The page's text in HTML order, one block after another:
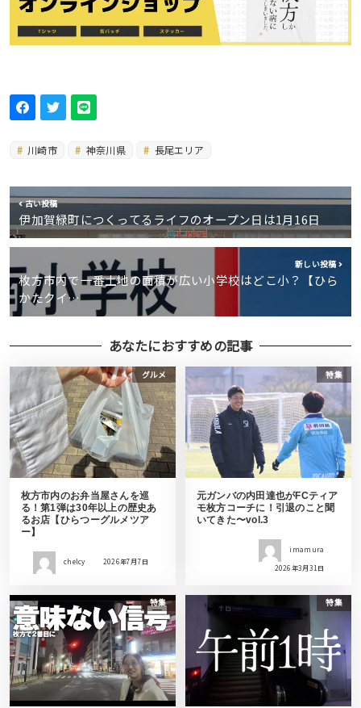
川崎市 神奈川県 長尾エリア
古い投稿
伊加賀緑町につくってるライフのオープン日は1月16日
新しい投稿
枚方市内で一番土地の面積が広い小学校はどこ小？【ひら
かたクイ…
あなたにおすすめの記事
グルメ
枚方市内のお弁当屋さんを巡
る！第1弾は30年以上の歴史あ
るお店【ひらつーグルメツア
ー】
chelcy 2026年7月7日
特集
元ガンバの内田達也がFCティア
モ枚方コーチに！引退のこと聞
いてきた〜vol.3
imamura
2026年3月31日
特集 特集